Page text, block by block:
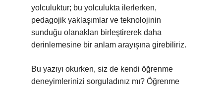
yolculuktur; bu yolculukta ilerlerken,
pedagojik yaklaşımlar ve teknolojinin
sunduğu olanakları birleştirerek daha
derinlemesine bir anlam arayışına girebiliriz.
Bu yazıyı okurken, siz de kendi öğrenme
deneyimlerinizi sorguladınız mı? Öğrenme